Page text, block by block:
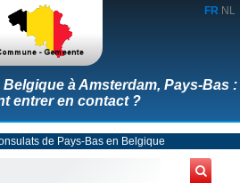
FR NL
à Amsterdam, Pays-Bas :
entrer en contact ?
de Pays-Bas en Belgique